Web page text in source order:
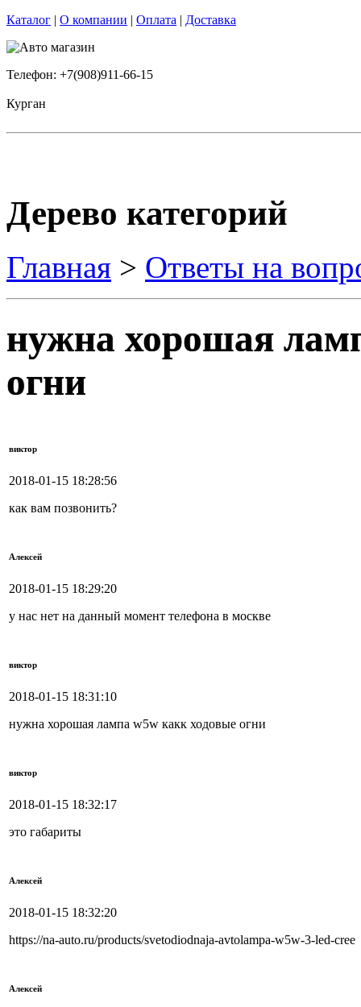
Каталог | О компании | Оплата | Доставка
Телефон: +7(908)911-66-15
Курган
Дерево категорий
Главная > Ответы на
нужна хорошая
огни
виктор
2018-01-15 18:28:56
как вам позвонить?
Алексей
2018-01-15 18:29:20
у нас нет на данный момент телефона в москве
виктор
2018-01-15 18:31:10
нужна хорошая лампа w5w какк ходовые огни
виктор
2018-01-15 18:32:17
это габариты
Алексей
2018-01-15 18:32:20
https://na-auto.ru/products/svetodiodnaja-avtolampa-w5w-3-led-cree
Алексей